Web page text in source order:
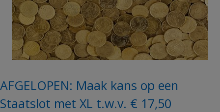
AFGELOPEN: Maak kans op een
Staatslot met XL t.w.v. € 17,50